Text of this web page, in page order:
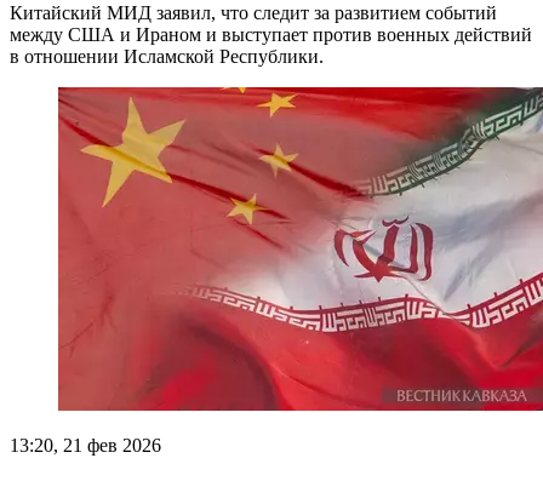
Китайский МИД заявил, что следит за развитием событий
между США и Ираном и выступает против военных действий
в отношении Исламской Республики.
13:20, 21 фев 2026